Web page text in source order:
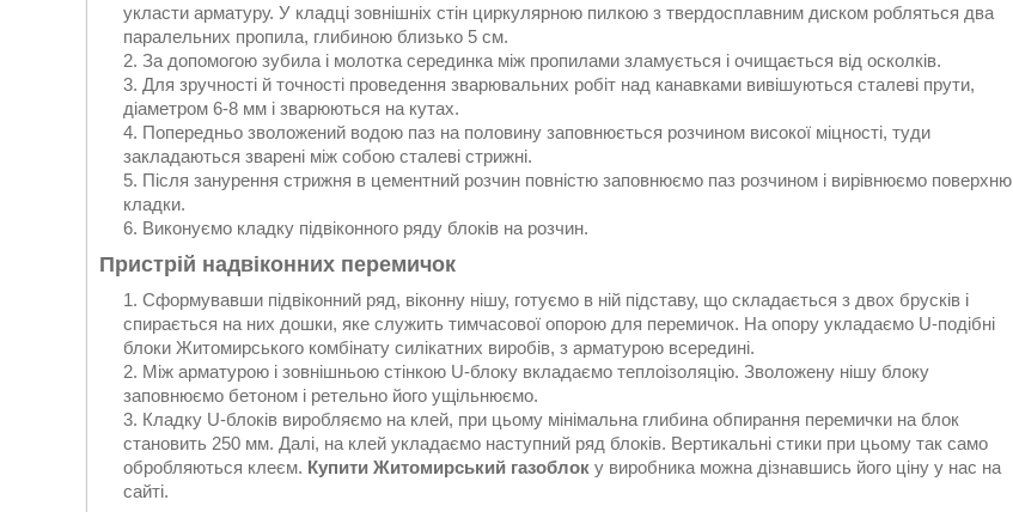
укласти арматуру. У кладці зовнішніх стін циркулярною пилкою з твердосплавним диском робляться два
паралельних пропила, глибиною близько 5 см.
За допомогою зубила і молотка серединка між пропилами зламується і очищається від осколків.
Для зручності й точності проведення зварювальних робіт над канавками вивішуються сталеві прути,
діаметром 6-8 мм і зварюються на кутах.
Попередньо зволожений водою паз на половину заповнюється розчином високої міцності, туди
закладаються зварені між собою сталеві стрижні.
Після занурення стрижня в цементний розчин повністю заповнюємо паз розчином і вирівнюємо поверхню
кладки.
Виконуємо кладку підвіконного ряду блоків на розчин.
Пристрій надвіконних перемичок
Сформувавши підвіконний ряд, віконну нішу, готуємо в ній підставу, що складається з двох брусків і
спирається на них дошки, яке служить тимчасової опорою для перемичок. На опору укладаємо U-подібні
блоки Житомирського комбінату силікатних виробів, з арматурою всередині.
Між арматурою і зовнішньою стінкою U-блоку вкладаємо теплоізоляцію. Зволожену нішу блоку
заповнюємо бетоном і ретельно його ущільнюємо.
Кладку U-блоків виробляємо на клей, при цьому мінімальна глибина обпирання перемички на блок
становить 250 мм. Далі, на клей укладаємо наступний ряд блоків. Вертикальні стики при цьому так само
обробляються клеєм. Купити Житомирський газоблок у виробника можна дізнавшись його ціну у нас на
сайті.